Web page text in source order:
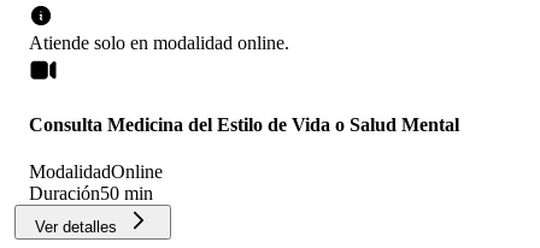
Atiende solo en modalidad online.
Consulta Medicina del Estilo de Vida o Salud Mental
ModalidadOnline
Duración50 min
Ver detalles